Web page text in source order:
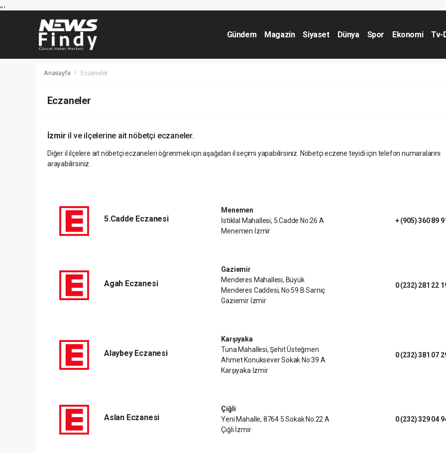
,,,
Gündem Magazin Siyaset Dünya Spor Ekonomi Tv-
Anasayfa Eczaneler
Eczaneler
İzmir il ve ilçelerine ait nöbetçi eczaneler.
Diğer il ilçelere ait nöbetçi eczaneleri öğrenmek için aşağıdan il seçimi yapabilirsiniz. Nöbetçi eczene teyidi için telefon numaralarını
arayabilirsiniz.
5.Cadde Eczanesi
Menemen
İstiklal Mahallesi, 5.Cadde No:26 A
Menemen İzmir
+ (905) 360 89
Agah Eczanesi
Gaziemir
Menderes Mahallesi, Büyük
Menderes Caddesi, No:59 B Sarnıç
Gaziemir İzmir
0 (232) 281 22
Alaybey Eczanesi
Karşıyaka
Tuna Mahallesi, Şehit Üsteğmen
Ahmet Konuksever Sokak No:39 A
Karşıyaka İzmir
0 (232) 381 07
Aslan Eczanesi
Çiğli
Yeni Mahalle, 8764 5 Sokak No:22 A
Çiğli İzmir
0 (232) 329 04